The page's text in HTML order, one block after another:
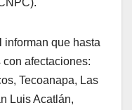
que hasta
afectaciones:
Tecoanapa, Las
Luis Acatlán,